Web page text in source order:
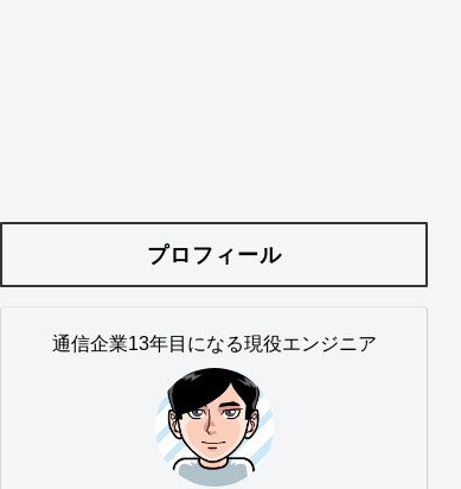
プロフィール
通信企業13年目になる現役エンジニア